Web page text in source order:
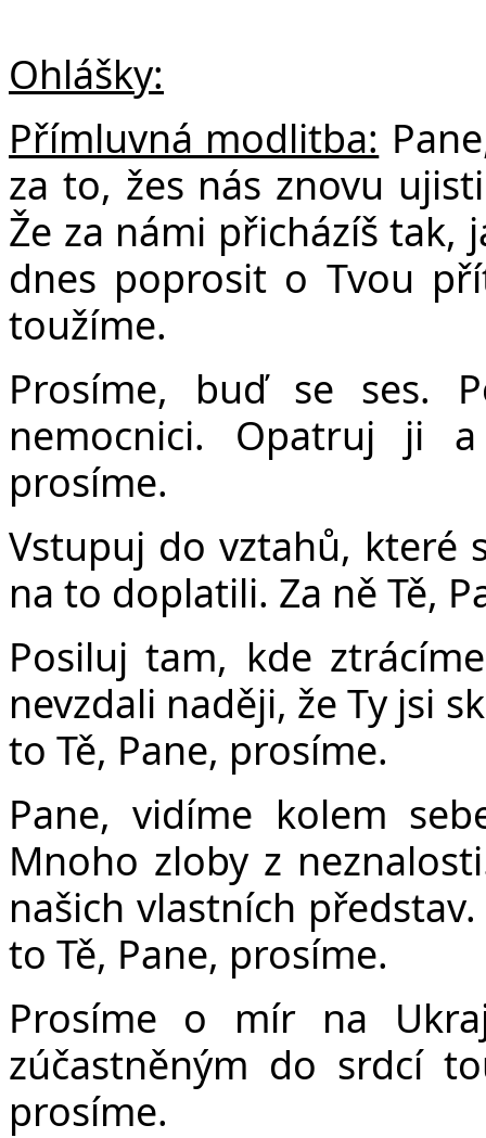
Ohlášky:
Přímluvná modlitba:
za to, žes nás znovu
Že za námi přicházíš tak,
dnes poprosit o Tvou
toužíme.
Prosíme, buď se ses.
nemocnici. Opatruj ji
prosíme.
Vstupuj do vztahů, které
na to doplatili. Za ně Tě,
Posiluj tam, kde
nevzdali naději, že Ty jsi
to Tě, Pane, prosíme.
Pane, vidíme kolem
Mnoho zloby z
našich vlastních
to Tě, Pane, prosíme.
Prosíme o mír na
zúčastněným do srdcí
prosíme.